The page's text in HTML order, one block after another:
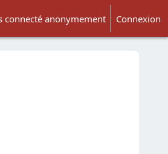
connecté anonymement Connexion